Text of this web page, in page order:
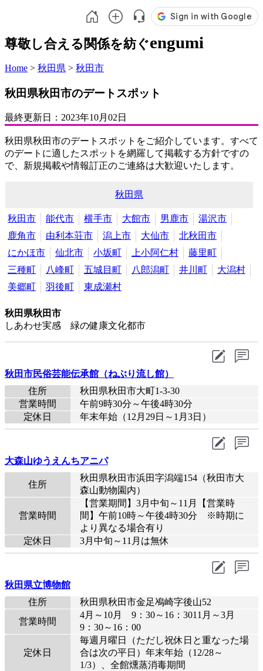
尊敬し合える関係を紡ぐengumi
Home > 秋田県 > 秋田市
秋田県秋田市のデートスポット
最終更新日： 2023年10月02日
秋田県秋田市のデートスポットをご紹介しています。すべて
のデートに適したスポットを網羅して掲載する方針ですの
で、新規掲載や情報訂正のご連絡は大歓迎いたします。
秋田県
秋田市 能代市 横手市 大館市 男鹿市
湯沢市
鹿角市
由利本荘市 潟上市 大仙市
北秋田市
にかほ市
仙北市 小坂町 上小阿仁村
藤里町
三種町
八峰町 五城目町 八郎潟町 井川町
大潟村
美郷町
羽後町 東成瀬村
秋田県秋田市
しあわせ実感 緑の健康文化都市
秋田市民俗芸能伝承館（ねぶり流し館）
住所
秋田県秋田市大町1-3-30
営業時間
午前9時30分～午後4時30分
定休日
年末年始（12月29日～1月3日）
大森山ゆうえんちアニパ
住所
秋田県秋田市浜田字潟端154（秋田市大
森山動物園内）
営業時間
【営業期間】3月中旬～11月【営業時
間】午前10時～午後4時30分 ※時期に
より異なる場合有り
定休日
3月中旬～11月は無休
秋田県立博物館
住所
秋田県秋田市金足鳰崎字後山52
営業時間
4月～10月 9：30～16：3011月～3月
9：30～16：00
定休日
毎週月曜日（ただし祝休日と重なった場
合は次の平日）年末年始（12/28～
1/3）、全館燻蒸消毒期間